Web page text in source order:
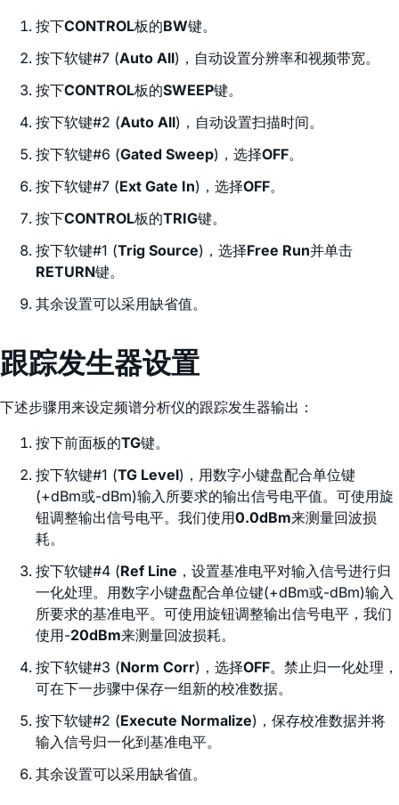
按下CONTROL板的BW键。
按下软键#7 (Auto All)，自动设置分辨率和视频带宽。
按下CONTROL板的SWEEP键。
按下软键#2 (Auto All)，自动设置扫描时间。
按下软键#6 (Gated Sweep)，选择OFF。
按下软键#7 (Ext Gate In)，选择OFF。
按下CONTROL板的TRIG键。
按下软键#1 (Trig Source)，选择Free Run并单击
RETURN键。
其余设置可以采用缺省值。
跟踪发生器设置
下述步骤用来设定频谱分析仪的跟踪发生器输出：
按下前面板的TG键。
按下软键#1 (TG Level)，用数字小键盘配合单位键
(+dBm或-dBm)输入所要求的输出信号电平值。可使用旋
钮调整输出信号电平。我们使用0.0dBm来测量回波损
耗。
按下软键#4 (Ref Line ，设置基准电平对输入信号进行归
一化处理。用数字小键盘配合单位键(+dBm或-dBm)输入
所要求的基准电平。可使用旋钮调整输出信号电平，我们
使用-20dBm来测量回波损耗。
按下软键#3 (Norm Corr)，选择OFF。禁止归一化处理，
可在下一步骤中保存一组新的校准数据。
按下软键#2 (Execute Normalize)，保存校准数据并将
输入信号归一化到基准电平。
其余设置可以采用缺省值。